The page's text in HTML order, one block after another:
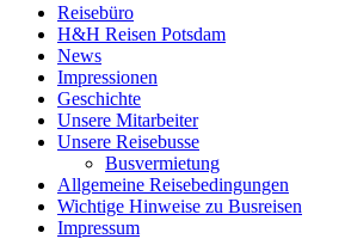
Reisebüro
H&H Reisen Potsdam
News
Impressionen
Geschichte
Unsere Mitarbeiter
Unsere Reisebusse
Busvermietung
Allgemeine Reisebedingungen
Wichtige Hinweise zu Busreisen
Impressum